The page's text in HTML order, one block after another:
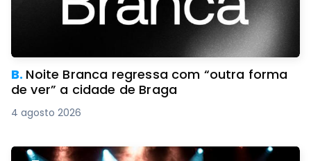
B. Noite Branca regressa com “outra forma
de ver” a cidade de Braga
4 agosto 2026